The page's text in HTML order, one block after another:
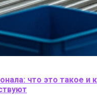
что это такое и